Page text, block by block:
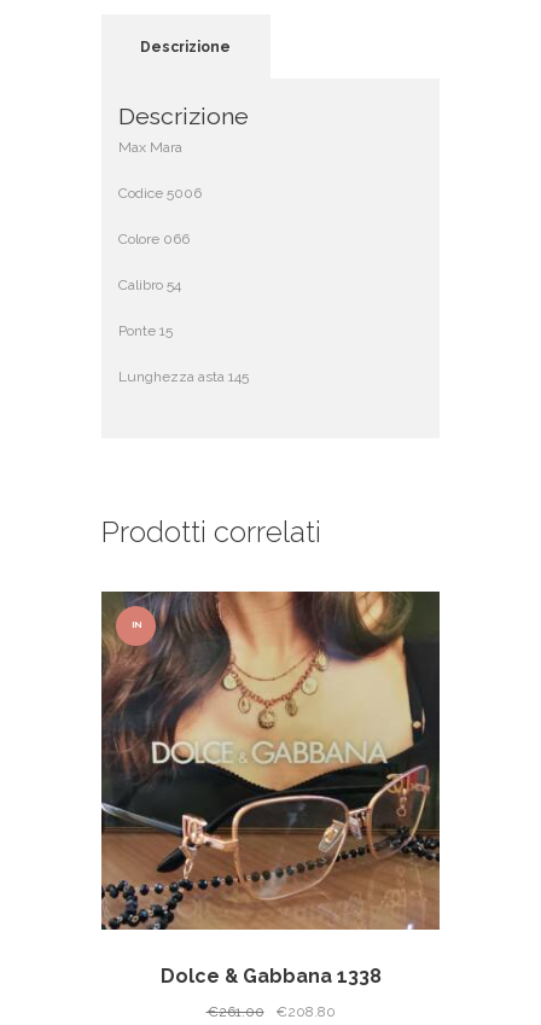
Descrizione
Descrizione
Max Mara
Codice 5006
Colore 066
Calibro 54
Ponte 15
Lunghezza asta 145
Prodotti correlati
IN
OFFER
TA!
Dolce & Gabbana 1338
€261.00
Il€208.80Il